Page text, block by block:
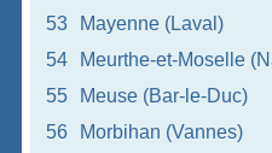
53
Mayenne (Laval)
54
Meurthe-et-Moselle
55
Meuse (Bar-le-Duc)
56
Morbihan (Vannes)